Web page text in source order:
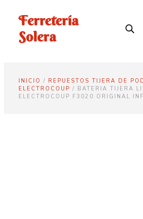
Ferretería
Solera
INICIO / REPUESTOS TIJERA DE
ELECTROCOUP / BATERIA TIJERA
ELECTROCOUP F3020 ORIGINAL